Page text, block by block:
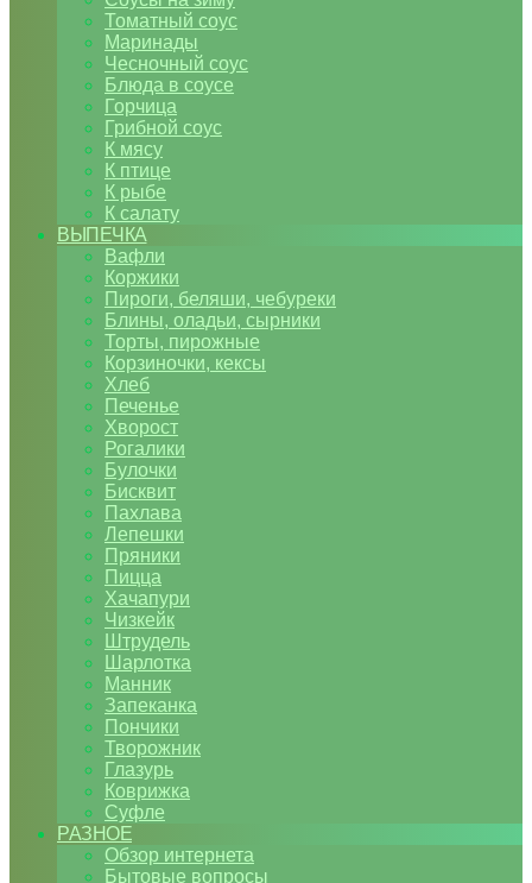
Томатный соус
Маринады
Чесночный соус
Блюда в соусе
Горчица
Грибной соус
К мясу
К птице
К рыбе
К салату
ВЫПЕЧКА
Вафли
Коржики
Пироги, беляши, чебуреки
Блины, оладьи, сырники
Торты, пирожные
Корзиночки, кексы
Хлеб
Печенье
Хворост
Рогалики
Булочки
Бисквит
Пахлава
Лепешки
Пряники
Пицца
Хачапури
Чизкейк
Штрудель
Шарлотка
Манник
Запеканка
Пончики
Творожник
Глазурь
Коврижка
Суфле
РАЗНОЕ
Обзор интернета
Бытовые вопросы